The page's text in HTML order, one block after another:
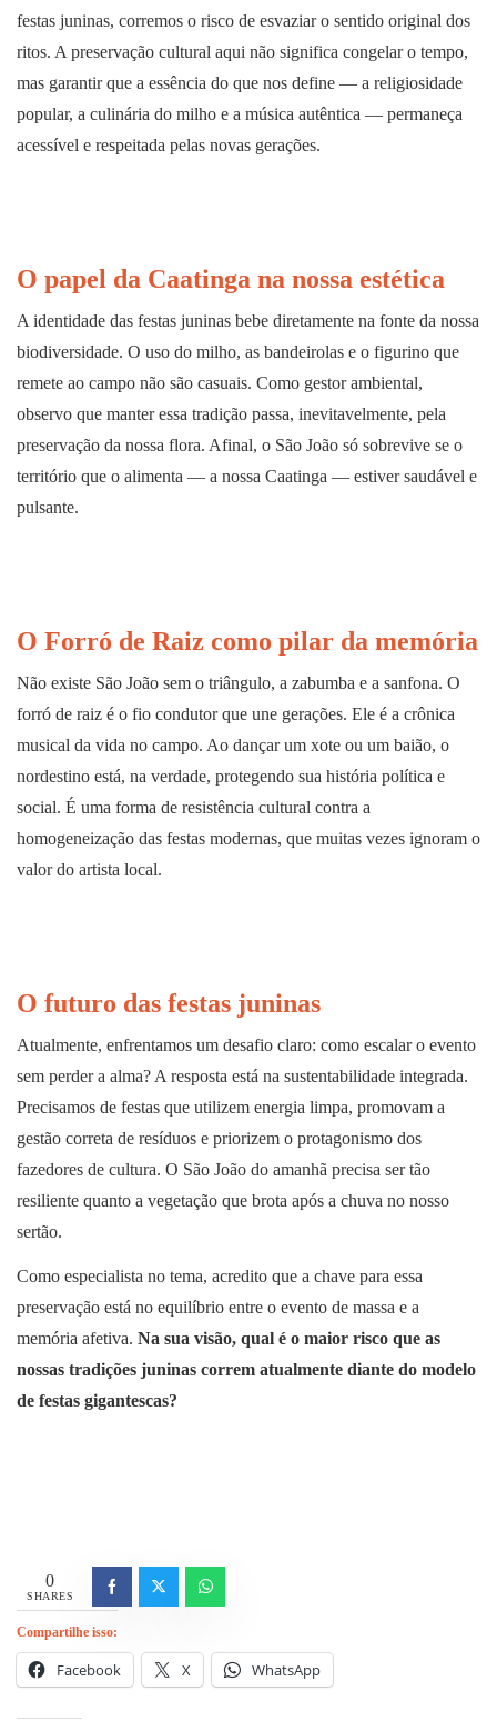
festas juninas, corremos o risco de esvaziar o sentido original dos
ritos. A preservação cultural aqui não significa congelar o tempo,
mas garantir que a essência do que nos define — a religiosidade
popular, a culinária do milho e a música autêntica — permaneça
acessível e respeitada pelas novas gerações.
O papel da Caatinga na nossa estética
A identidade das festas juninas bebe diretamente na fonte da nossa
biodiversidade. O uso do milho, as bandeirolas e o figurino que
remete ao campo não são casuais. Como gestor ambiental,
observo que manter essa tradição passa, inevitavelmente, pela
preservação da nossa flora. Afinal, o São João só sobrevive se o
território que o alimenta — a nossa Caatinga — estiver saudável e
pulsante.
O Forró de Raiz como pilar da memória
Não existe São João sem o triângulo, a zabumba e a sanfona. O
forró de raiz é o fio condutor que une gerações. Ele é a crônica
musical da vida no campo. Ao dançar um xote ou um baião, o
nordestino está, na verdade, protegendo sua história política e
social. É uma forma de resistência cultural contra a
homogeneização das festas modernas, que muitas vezes ignoram o
valor do artista local.
O futuro das festas juninas
Atualmente, enfrentamos um desafio claro: como escalar o evento
sem perder a alma? A resposta está na sustentabilidade integrada.
Precisamos de festas que utilizem energia limpa, promovam a
gestão correta de resíduos e priorizem o protagonismo dos
fazedores de cultura. O São João do amanhã precisa ser tão
resiliente quanto a vegetação que brota após a chuva no nosso
sertão.
Como especialista no tema, acredito que a chave para essa
preservação está no equilíbrio entre o evento de massa e a
memória afetiva. Na sua visão, qual é o maior risco que as
nossas tradições juninas correm atualmente diante do modelo
de festas gigantescas?
0
SHARES
Compartilhe isso:
Facebook X WhatsApp